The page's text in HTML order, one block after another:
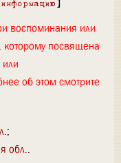
]
воспоминания или
которому посвящена
или
об этом смотрите
обл.